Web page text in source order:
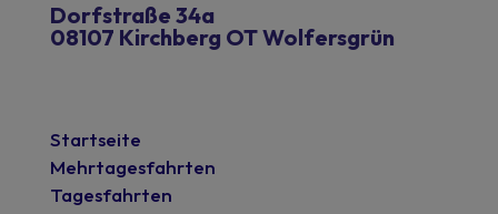
Dorfstraße 34a
08107 Kirchberg OT Wolfersgrün
Startseite
Mehrtagesfahrten
Tagesfahrten